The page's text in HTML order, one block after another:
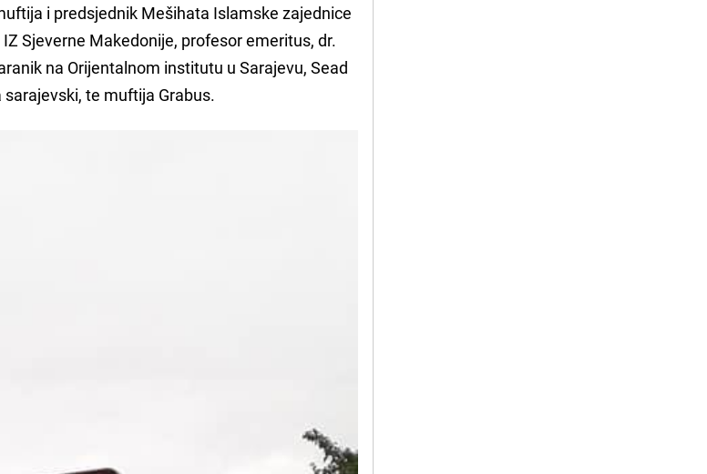
i predsjednik Mešihata Islamske zajednice
Sjeverne Makedonije, profesor emeritus, dr.
na Orijentalnom institutu u Sarajevu, Sead
te muftija Grabus.